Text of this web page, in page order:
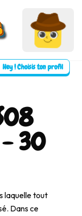
Hey ! Choisis ton profil
30
laquelle tout
Dans ce